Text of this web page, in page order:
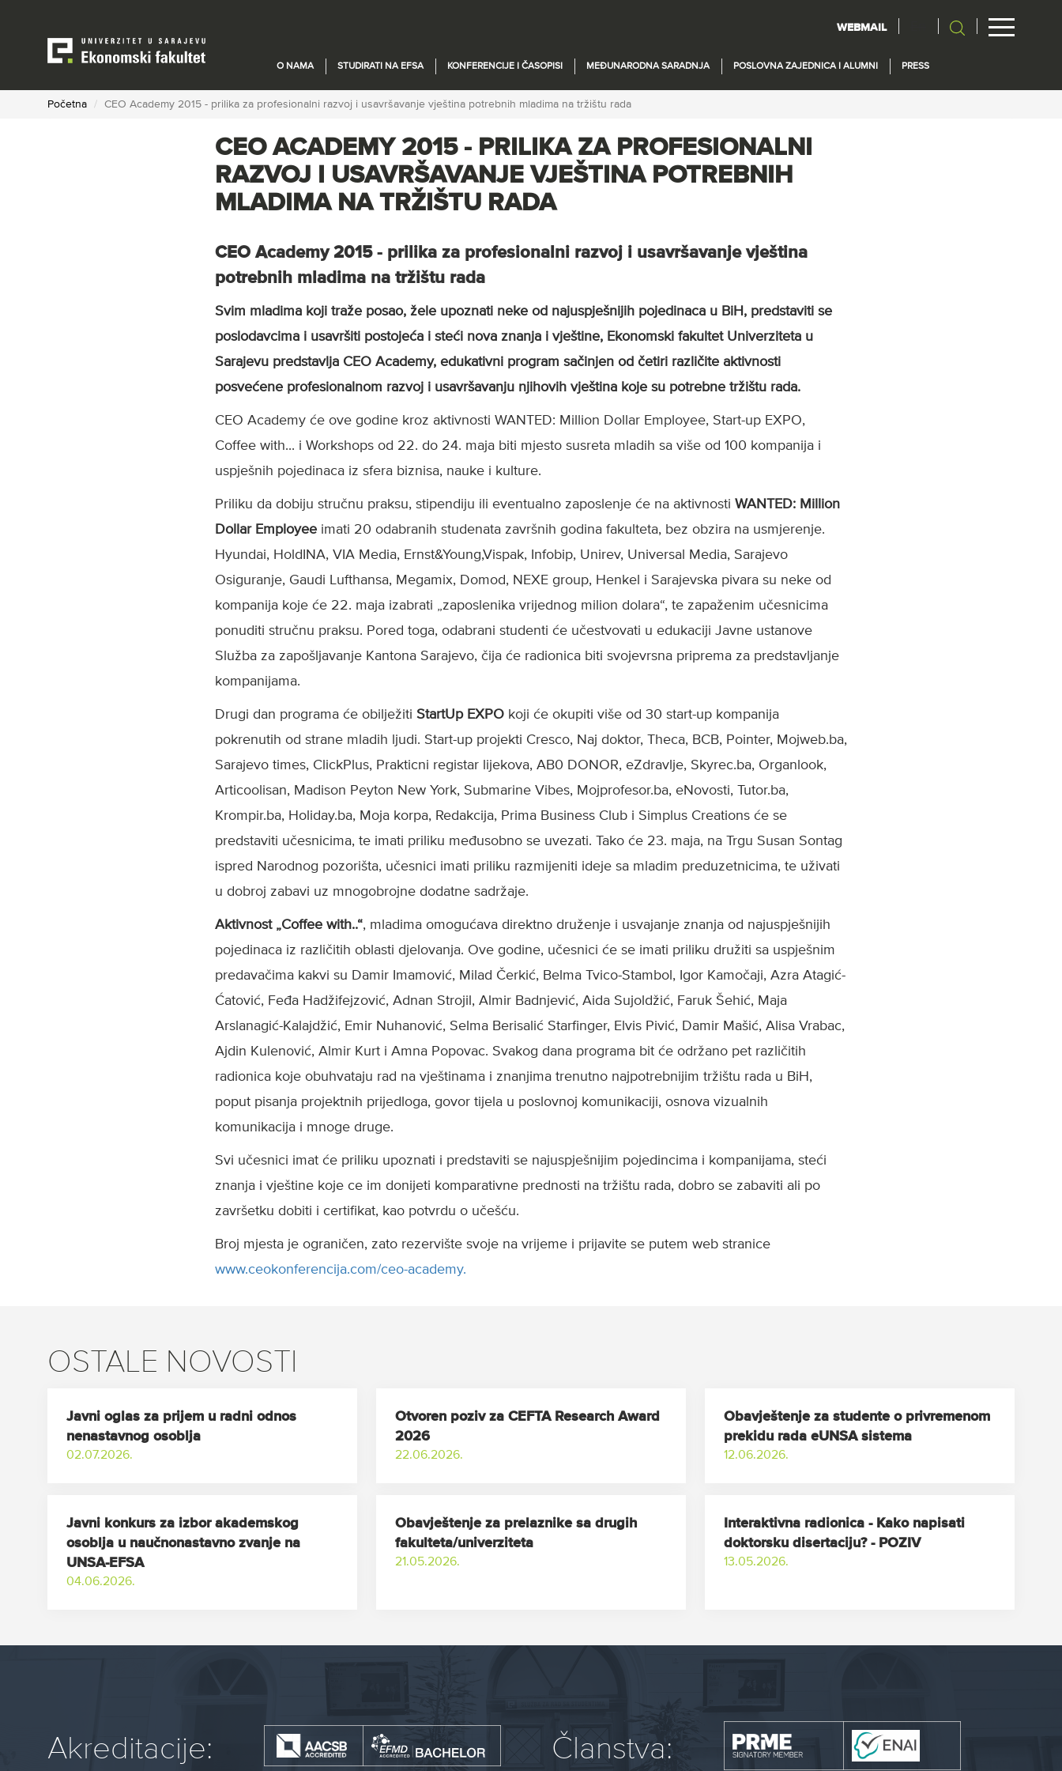
WEBMAIL
O NAMA STUDIRATI NA EFSA KONFERENCIJE I ČASOPISI MEĐUNARODNA SARADNJA POSLOVNA ZAJEDNICA I ALUMNI PRESS
Početna CEO Academy 2015 - prilika za profesionalni razvoj i usavršavanje vještina potrebnih mladima na tržištu rada
CEO ACADEMY 2015 - PRILIKA ZA PROFESIONALNI
RAZVOJ I USAVRŠAVANJE VJEŠTINA POTREBNIH
MLADIMA NA TRŽIŠTU RADA
CEO Academy 2015 - prilika za profesionalni razvoj i usavršavanje vještina
potrebnih mladima na tržištu rada
Svim mladima koji traže posao, žele upoznati neke od najuspješnijih pojedinaca u BiH, predstaviti se
poslodavcima i usavršiti postojeća i steći nova znanja i vještine, Ekonomski fakultet Univerziteta u
Sarajevu predstavlja CEO Academy, edukativni program sačinjen od četiri različite aktivnosti
posvećene profesionalnom razvoj i usavršavanju njihovih vještina koje su potrebne tržištu rada.
CEO Academy će ove godine kroz aktivnosti WANTED: Million Dollar Employee, Start-up EXPO,
Coffee with... i Workshops od 22. do 24. maja biti mjesto susreta mladih sa više od 100 kompanija i
uspješnih pojedinaca iz sfera biznisa, nauke i kulture.
Priliku da dobiju stručnu praksu, stipendiju ili eventualno zaposlenje će na aktivnosti WANTED: Million
Dollar Employee imati 20 odabranih studenata završnih godina fakulteta, bez obzira na usmjerenje.
Hyundai, HoldINA, VIA Media, Ernst&Young,Vispak, Infobip, Unirev, Universal Media, Sarajevo
Osiguranje, Gaudi Lufthansa, Megamix, Domod, NEXE group, Henkel i Sarajevska pivara su neke od
kompanija koje će 22. maja izabrati „zaposlenika vrijednog milion dolara“, te zapaženim učesnicima
ponuditi stručnu praksu. Pored toga, odabrani studenti će učestvovati u edukaciji Javne ustanove
Služba za zapošljavanje Kantona Sarajevo, čija će radionica biti svojevrsna priprema za predstavljanje
kompanijama.
Drugi dan programa će obilježiti StartUp EXPO koji će okupiti više od 30 start-up kompanija
pokrenutih od strane mladih ljudi. Start-up projekti Cresco, Naj doktor, Theca, BCB, Pointer, Mojweb.ba,
Sarajevo times, ClickPlus, Prakticni registar lijekova, AB0 DONOR, eZdravlje, Skyrec.ba, Organlook,
Articoolisan, Madison Peyton New York, Submarine Vibes, Mojprofesor.ba, eNovosti, Tutor.ba,
Krompir.ba, Holiday.ba, Moja korpa, Redakcija, Prima Business Club i Simplus Creations će se
predstaviti učesnicima, te imati priliku međusobno se uvezati. Tako će 23. maja, na Trgu Susan Sontag
ispred Narodnog pozorišta, učesnici imati priliku razmijeniti ideje sa mladim preduzetnicima, te uživati
u dobroj zabavi uz mnogobrojne dodatne sadržaje.
Aktivnost „Coffee with..“, mladima omogućava direktno druženje i usvajanje znanja od najuspješnijih
pojedinaca iz različitih oblasti djelovanja. Ove godine, učesnici će se imati priliku družiti sa uspješnim
predavačima kakvi su Damir Imamović, Milad Čerkić, Belma Tvico-Stambol, Igor Kamočaji, Azra Atagić-
Ćatović, Feđa Hadžifejzović, Adnan Strojil, Almir Badnjević, Aida Sujoldžić, Faruk Šehić, Maja
Arslanagić-Kalajdžić, Emir Nuhanović, Selma Berisalić Starfinger, Elvis Pivić, Damir Mašić, Alisa Vrabac,
Ajdin Kulenović, Almir Kurt i Amna Popovac. Svakog dana programa bit će održano pet različitih
radionica koje obuhvataju rad na vještinama i znanjima trenutno najpotrebnijim tržištu rada u BiH,
poput pisanja projektnih prijedloga, govor tijela u poslovnoj komunikaciji, osnova vizualnih
komunikacija i mnoge druge.
Svi učesnici imat će priliku upoznati i predstaviti se najuspješnijim pojedincima i kompanijama, steći
znanja i vještine koje ce im donijeti komparativne prednosti na tržištu rada, dobro se zabaviti ali po
završetku dobiti i certifikat, kao potvrdu o učešću.
Broj mjesta je ograničen, zato rezervište svoje na vrijeme i prijavite se putem web stranice
www.ceokonferencija.com/ceo-academy.
OSTALE NOVOSTI
Javni oglas za prijem u radni odnos
nenastavnog osoblja
02.07.2026.
Otvoren poziv za CEFTA Research Award
2026
22.06.2026.
Obavještenje za studente o privremenom
prekidu rada eUNSA sistema
12.06.2026.
Javni konkurs za izbor akademskog
osoblja u naučnonastavno zvanje na
UNSA-EFSA
04.06.2026.
Obavještenje za prelaznike sa drugih
fakulteta/univerziteta
21.05.2026.
Interaktivna radionica - Kako napisati
doktorsku disertaciju? - POZIV
13.05.2026.
Akreditacije: Članstva: